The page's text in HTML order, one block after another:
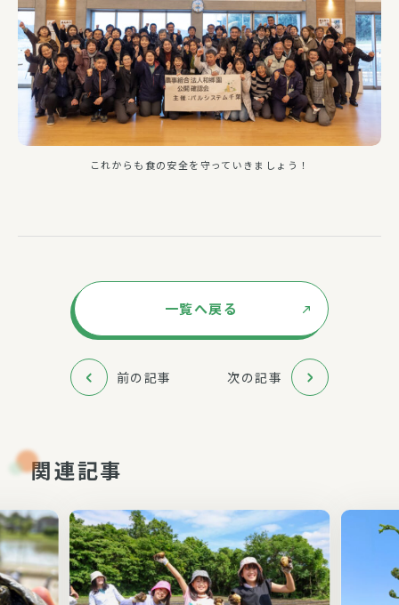
これからも食の安全を守っていきましょう！
一覧へ戻る
前の記事 次の記事
関連記事